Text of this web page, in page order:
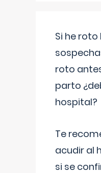
Si he
roto
parto
hospital?
Te
acudir al
si se